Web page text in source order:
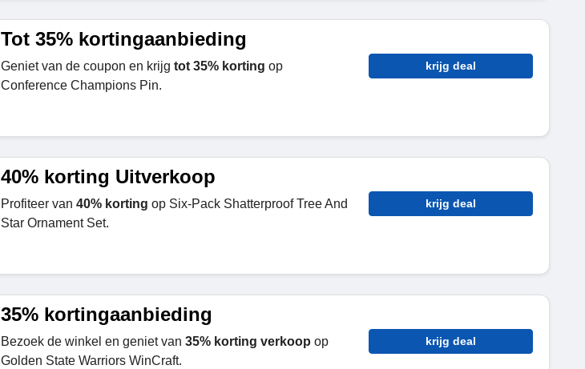
Tot 35% kortingaanbieding
Geniet van de coupon en krijg tot 35% korting op
Conference Champions Pin.
krijg deal
40% korting Uitverkoop
Profiteer van 40% korting op Six-Pack Shatterproof Tree And
Star Ornament Set.
krijg deal
35% kortingaanbieding
Bezoek de winkel en geniet van 35% korting verkoop op
Golden State Warriors WinCraft.
krijg deal